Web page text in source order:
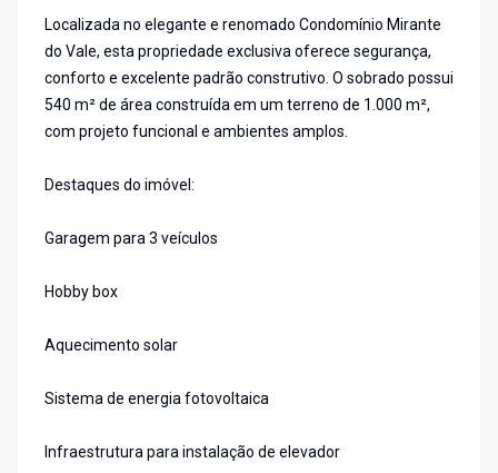
Localizada no elegante e renomado Condomínio Mirante
do Vale, esta propriedade exclusiva oferece segurança,
conforto e excelente padrão construtivo. O sobrado possui
540 m² de área construída em um terreno de 1.000 m²,
com projeto funcional e ambientes amplos.
Destaques do imóvel:
Garagem para 3 veículos
Hobby box
Aquecimento solar
Sistema de energia fotovoltaica
Infraestrutura para instalação de elevador